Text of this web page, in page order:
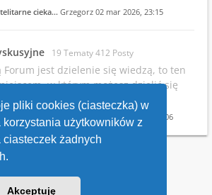
pliki cookies (ciasteczka) w
użytkowników z
ciasteczek żadnych
Akceptuję
cieka… Grzegorz 02 mar 2026, 23:15
19 Tematy 412 Posty
Forum jest dzielenie się wiedzą, to ten
w którym możesz dzielić się
wria/ pr… Grzegorz 19 maja 2026, 22:06